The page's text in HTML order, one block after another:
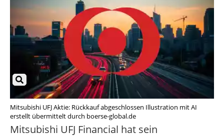
Mitsubishi UFJ Aktie: Rückkauf abgeschlossen Illustration mit AI
erstellt übermittelt durch boerse-global.de
Mitsubishi UFJ Financial hat sein